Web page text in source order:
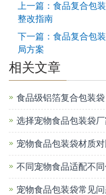
上一篇：食品复合包
整改指南
下一篇：食品复合包
局方案
相关文章
食品级铝箔复合包装袋
选择宠物食品包装袋厂
宠物食品包装袋材质对
不同宠物食品适配不
宠物食品包装袋常见问